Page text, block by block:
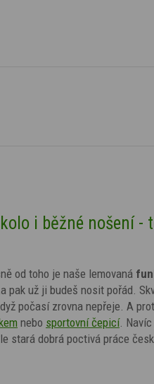
i běžné nošení -
od toho je naše lemovaná
pak už ji budeš nosit pořád.
počasí zrovna nepřeje. A
nebo sportovní čepicí.
stará dobrá poctivá práce